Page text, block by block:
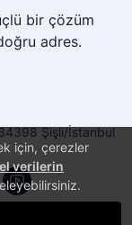
için, çerezler
verilerin
bir çözüm
adres.
Şişli/İstanbul